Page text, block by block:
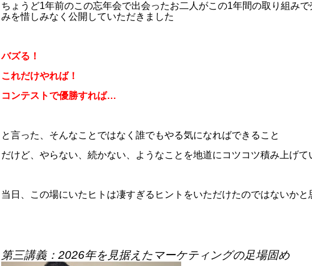
ちょうど1年前のこの忘年会で出会ったお二人がこの1年間の取り組み
みを惜しみなく公開していただきました
バズる！
これだけやれば！
コンテストで優勝すれば…
と言った、そんなことではなく誰でもやる気になればできること
だけど、やらない、続かない、ようなことを地道にコツコツ積み上げ
当日、この場にいたヒトは凄すぎるヒントをいただけたのではないかと
第三講義：2026年を見据えたマーケティングの足場固め